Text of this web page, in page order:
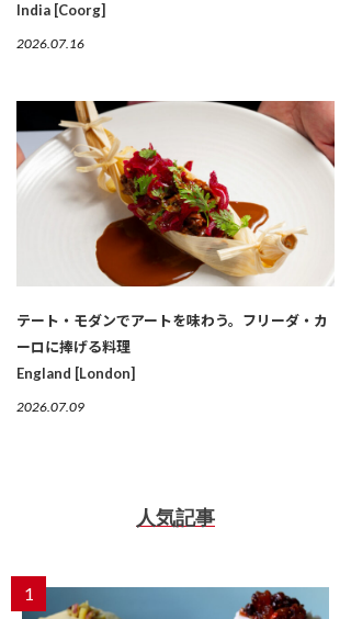
India [Coorg]
2026.07.16
テート・モダンでアートを味わう。フリーダ・カ
ーロに捧げる料理
England [London]
2026.07.09
人気記事
1